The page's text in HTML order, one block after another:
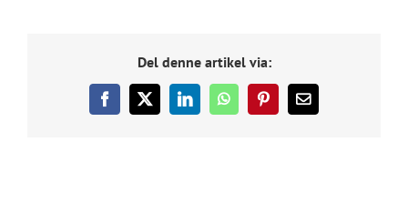
Del denne artikel via:
Facebook
X LinkedInWhatsAppPinterest
E-
mail